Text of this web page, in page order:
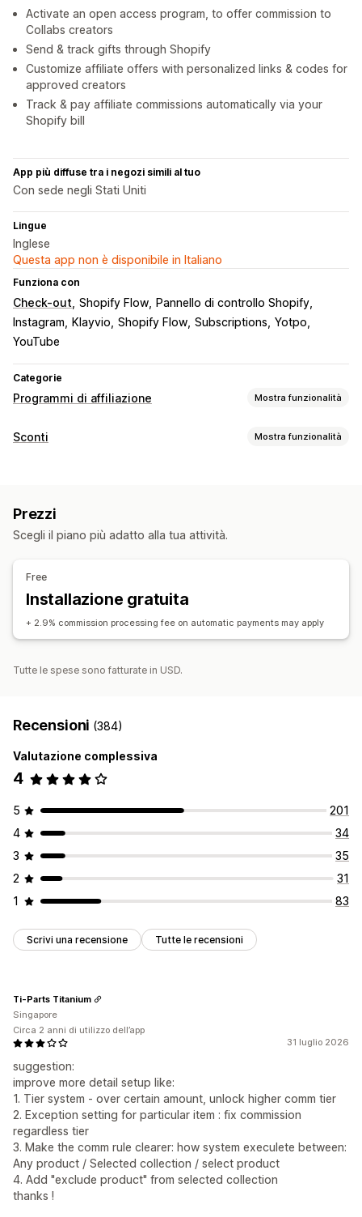
Activate an open access program, to offer commission to
Collabs creators
Send & track gifts through Shopify
Customize affiliate offers with personalized links & codes for
approved creators
Track & pay affiliate commissions automatically via your
Shopify bill
App più diffuse tra i negozi simili al tuo
Con sede negli Stati Uniti
Lingue
Inglese
Questa app non è disponibile in Italiano
Funziona con
Check-out Shopify Flow
Pannello di controllo Shopify
Instagram
Klayvio Shopify Flow Subscriptions Yotpo
YouTube
Categorie
Programmi di affiliazione Mostra funzionalità
Opzioni di commissione
Gestione dei referral
Sconti
Esperienza di affiliazione
Creazione di pagine Registrazione personalizzata
Link e sconti personalizzati
Pagamenti
Sconti Mostra funzionalità
Tariffe di spedizione
Prezzi
Scegli il piano più adatto alla tua attività.
Free
Installazione gratuita
+ 2.9% commission processing fee on automatic payments may apply
Tutte le spese sono fatturate in USD.
Recensioni (384)
Valutazione complessiva
4
5
201
4
34
3
35
2
31
1
83
Scrivi una recensione Tutte le recensioni
31 luglio 2026
suggestion:
improve more detail setup like:
1. Tier system - over certain amount, unlock higher comm tier
2. Exception setting for particular item : fix commission
regardless tier
3. Make the comm rule clearer: how system execulete between:
Any product / Selected collection / select product
4. Add "exclude product" from selected collection
thanks !
Ti-Parts Titanium
Singapore
Circa 2 anni di utilizzo dell’app